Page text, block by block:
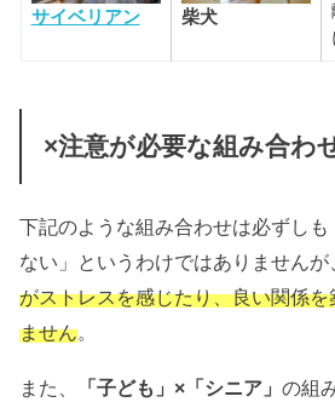
サイベリアン 柴犬
×注意が必要な組み合わ
下記のような組み合わせは必ずしも
ない」というわけではありませんが
がストレスを感じたり、良い関係
ません。
また、 「子ども」×「シニア」の組